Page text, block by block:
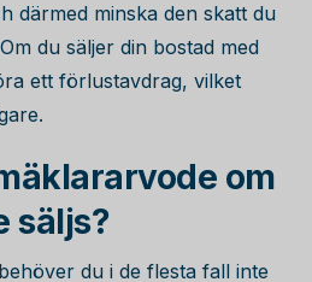
därmed minska den skatt du
du säljer din bostad med
ett förlustavdrag, vilket
om
säljs?
du i de flesta fall inte